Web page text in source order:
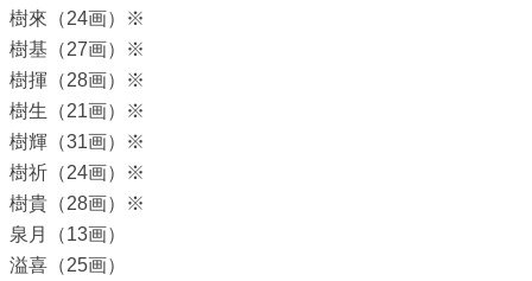
樹來（24画）※
樹基（27画）※
樹揮（28画）※
樹生（21画）※
樹輝（31画）※
樹祈（24画）※
樹貴（28画）※
泉月（13画）
溢喜（25画）